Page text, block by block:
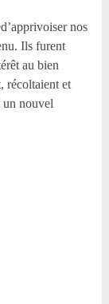
nos
Ils furent
au bien
récoltaient et
un nouvel